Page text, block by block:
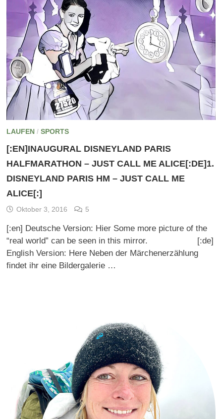
LAUFEN/ SPORTS
[:EN]INAUGURAL DISNEYLAND PARIS
HALFMARATHON – JUST CALL ME ALICE[:DE]1.
DISNEYLAND PARIS HM – JUST CALL ME
ALICE[:]
Oktober 3, 2016 5
[:en] Deutsche Version: Hier Some more picture of the
“real world” can be seen in this mirror. [:de]
English Version: Here Neben der Märchenerzählung
findet ihr eine Bildergalerie …